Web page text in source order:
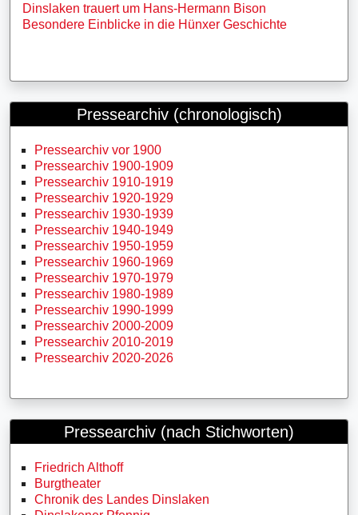
Dinslaken trauert um Hans-Hermann Bison
Besondere Einblicke in die Hünxer Geschichte
Pressearchiv (chronologisch)
Pressearchiv vor 1900
Pressearchiv 1900-1909
Pressearchiv 1910-1919
Pressearchiv 1920-1929
Pressearchiv 1930-1939
Pressearchiv 1940-1949
Pressearchiv 1950-1959
Pressearchiv 1960-1969
Pressearchiv 1970-1979
Pressearchiv 1980-1989
Pressearchiv 1990-1999
Pressearchiv 2000-2009
Pressearchiv 2010-2019
Pressearchiv 2020-2026
Pressearchiv (nach Stichworten)
Friedrich Althoff
Burgtheater
Chronik des Landes Dinslaken